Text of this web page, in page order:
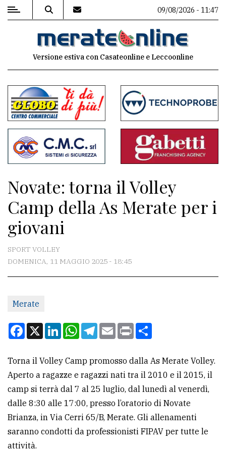
MENU
commenti
Contenuti
del
sito
Associazioni
Meteo
CONTATTI
Scrivici
Per
la
pubblicità
CERCA
Cerca
per
09/08/2026 - 11:47
Versione estiva con Casateonline e Leccoonline
Novate: torna il Volley
Camp della As Merate per i
giovani
SPORT VOLLEY
DOMENICA, 11 MAGGIO 2025 - 18:45
Merate
Facebook
X LinkedInWhatsApp
Telegram
EmailPrint
Torna il Volley Camp promosso dalla As Merate Volley.
Aperto a ragazze e ragazzi nati tra il 2010 e il 2015, il
camp si terrà dal 7 al 25 luglio, dal lunedì al venerdì,
dalle 8:30 alle 17:00, presso l’oratorio di Novate
Brianza, in Via Cerri 65/B, Merate. Gli allenamenti
saranno condotti da professionisti FIPAV per tutte le
attività.